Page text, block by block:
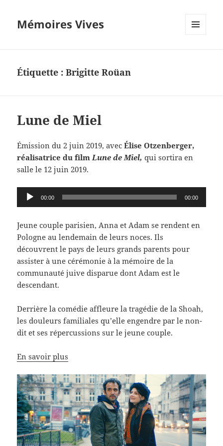
Mémoires Vives
Étiquette :Brigitte Roüan
Lune de Miel
Émission du 2 juin 2019, avecÉlise Otzenberger,
réalisatrice du filmLune de Miel,qui sortira en
salle le 12 juin 2019.
Lecteur
audio
00:00 00:00
Jeune couple parisien, Anna et Adam se rendent en
Pologne au lendemain de leurs noces. Ils
découvrent le pays de leurs grands parents pour
assister à une cérémonie à la mémoire de la
communauté juive disparue dont Adam est le
descendant.
Derrière la comédie affleure la tragédie de la Shoah,
les douleurs familiales qu’elle engendre par le non-
dit et ses répercussions sur le jeune couple.
En savoir plus